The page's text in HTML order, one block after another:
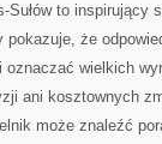
Sułów to inspirujący
pokazuje, że
oznaczać wielkich
ani kosztownych
może znaleźć